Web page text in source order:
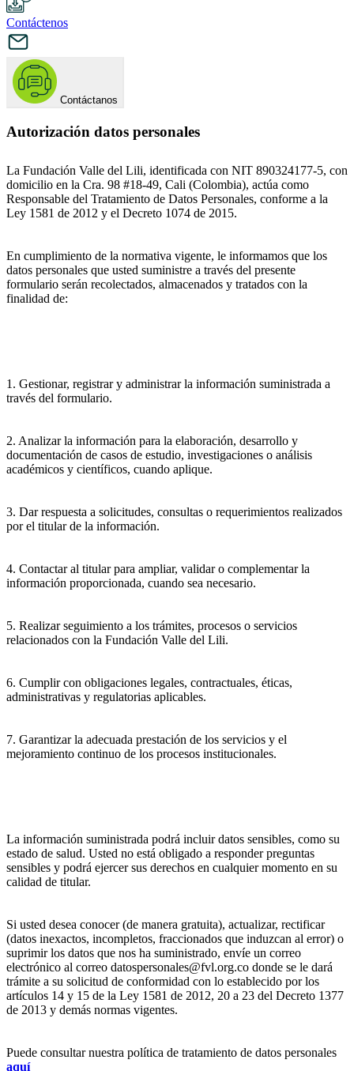
Contáctenos
Contáctanos
Autorización datos personales
La Fundación Valle del Lili, identificada con NIT 890324177-5, con
domicilio en la Cra. 98 #18-49, Cali (Colombia), actúa como
Responsable del Tratamiento de Datos Personales, conforme a la
Ley 1581 de 2012 y el Decreto 1074 de 2015.
En cumplimiento de la normativa vigente, le informamos que los
datos personales que usted suministre a través del presente
formulario serán recolectados, almacenados y tratados con la
finalidad de:
1. Gestionar, registrar y administrar la información suministrada a
través del formulario.
2. Analizar la información para la elaboración, desarrollo y
documentación de casos de estudio, investigaciones o análisis
académicos y científicos, cuando aplique.
3. Dar respuesta a solicitudes, consultas o requerimientos realizados
por el titular de la información.
4. Contactar al titular para ampliar, validar o complementar la
información proporcionada, cuando sea necesario.
5. Realizar seguimiento a los trámites, procesos o servicios
relacionados con la Fundación Valle del Lili.
6. Cumplir con obligaciones legales, contractuales, éticas,
administrativas y regulatorias aplicables.
7. Garantizar la adecuada prestación de los servicios y el
mejoramiento continuo de los procesos institucionales.
La información suministrada podrá incluir datos sensibles, como su
estado de salud. Usted no está obligado a responder preguntas
sensibles y podrá ejercer sus derechos en cualquier momento en su
calidad de titular.
Si usted desea conocer (de manera gratuita), actualizar, rectificar
(datos inexactos, incompletos, fraccionados que induzcan al error) o
suprimir los datos que nos ha suministrado, envíe un correo
electrónico al correo datospersonales@fvl.org.co donde se le dará
trámite a su solicitud de conformidad con lo establecido por los
artículos 14 y 15 de la Ley 1581 de 2012, 20 a 23 del Decreto 1377
de 2013 y demás normas vigentes.
Puede consultar nuestra política de tratamiento de datos personales
aquí